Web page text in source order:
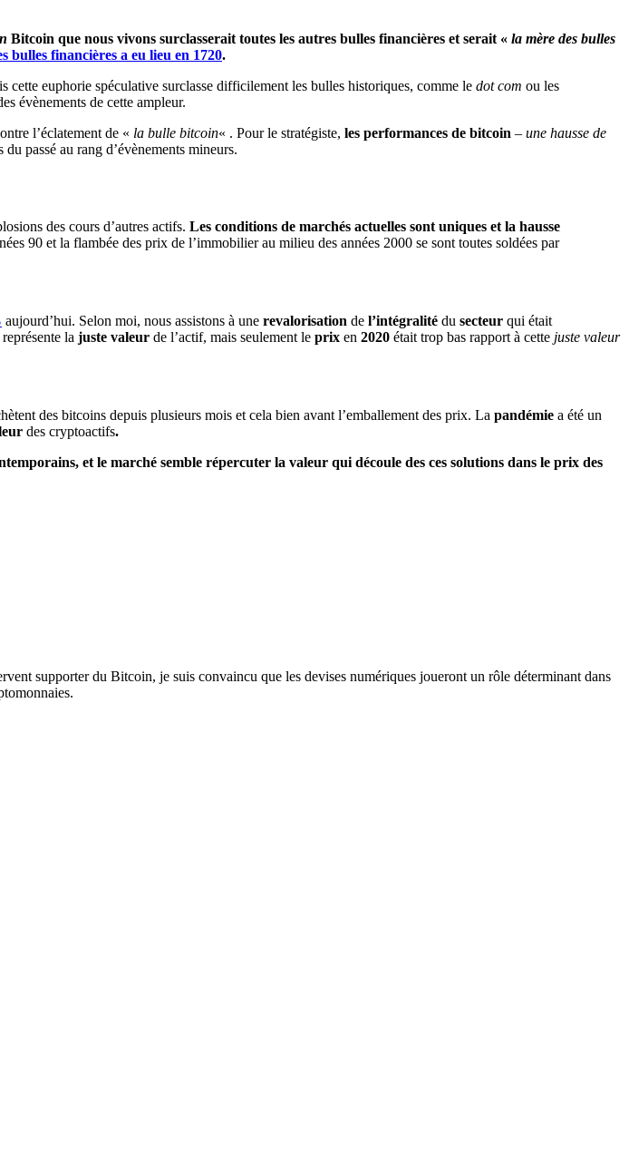
Bitcoin que nous vivons surclasserait toutes les autres bulles financières et serait « la mère des bulles
bulles financières a eu lieu en 1720.
cette euphorie spéculative surclasse difficilement les bulles historiques, comme le dot com ou les
évènements de cette ampleur.
l’éclatement de « la bulle bitcoin« . Pour le stratégiste, les performances de bitcoin – une hausse de
passé au rang d’évènements mineurs.
des cours d’autres actifs. Les conditions de marchés actuelles sont uniques et la hausse
90 et la flambée des prix de l’immobilier au milieu des années 2000 se sont toutes soldées par
aujourd’hui. Selon moi, nous assistons à une revalorisation de l’intégralité du secteur qui était
la juste valeur de l’actif, mais seulement le prix en 2020 était trop bas rapport à cette juste valeur
des bitcoins depuis plusieurs mois et cela bien avant l’emballement des prix. La pandémie a été un
des cryptoactifs.
et le marché semble répercuter la valeur qui découle des ces solutions dans le prix des
supporter du Bitcoin, je suis convaincu que les devises numériques joueront un rôle déterminant dans